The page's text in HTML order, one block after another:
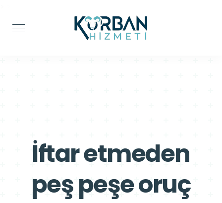
İftar etmeden
peş peşe oruç